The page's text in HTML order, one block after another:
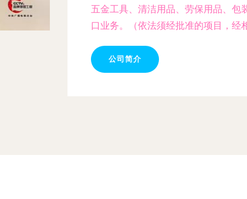
五金工具、清洁用品、劳保用品、包
口业务。（依法须经批准的项目，经
公司简介